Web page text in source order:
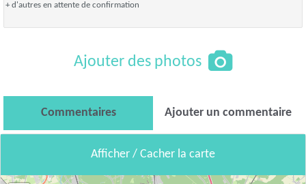
+ d'autres en attente de confirmation
Ajouter des photos
Commentaires Ajouter un commentaire
Afficher / Cacher la carte